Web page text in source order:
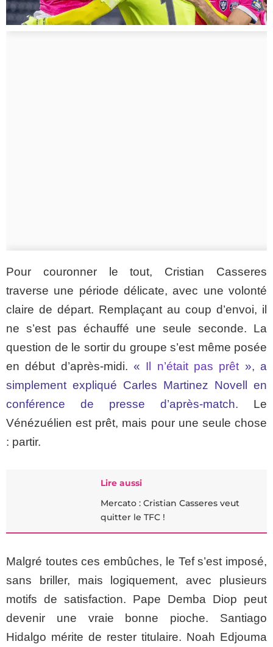
Pour couronner le tout, Cristian Casseres
traverse une période délicate, avec une volonté
claire de départ. Remplaçant au coup d’envoi, il
ne s’est pas échauffé une seule seconde. La
question de le sortir du groupe s’est même posée
en début d’après-midi. « Il n’était pas prêt », a
simplement expliqué Carles Martinez Novell en
conférence de presse d’après-match. Le
Vénézuélien est prêt, mais pour une seule chose
: partir.
Lire aussi
Mercato : Cristian Casseres veut
quitter le TFC !
Malgré toutes ces embûches, le Tef s’est imposé,
sans briller, mais logiquement, avec plusieurs
motifs de satisfaction. Pape Demba Diop peut
devenir une vraie bonne pioche. Santiago
Hidalgo mérite de rester titulaire. Noah Edjouma